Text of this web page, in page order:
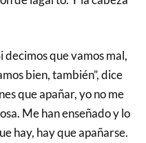
decimos que vamos mal,
bien, también”, dice
que apañar, yo no me
Me han enseñado y lo
hay, hay que apañarse.